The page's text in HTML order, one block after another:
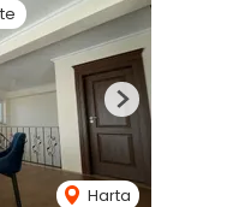
Harta
Next